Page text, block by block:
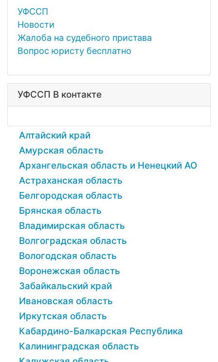
УФССП
Новости
Жалоба на судебного пристава
Вопрос юристу бесплатно
УФССП В контакте
Алтайский край
Амурская область
Архангельская область и Ненецкий АО
Астраханская область
Белгородская область
Брянская область
Владимирская область
Волгоградская область
Вологодская область
Воронежская область
Забайкальский край
Ивановская область
Иркутская область
Кабардино-Балкарская Республика
Калининградская область